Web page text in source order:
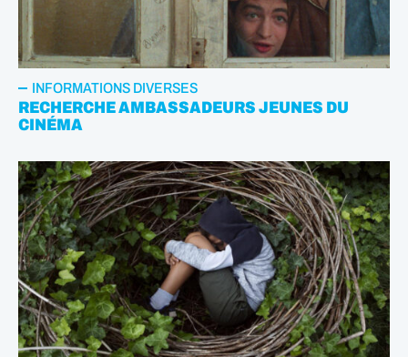
INFORMATIONS DIVERSES
RECHERCHE AMBASSADEURS JEUNES DU
CINÉMA